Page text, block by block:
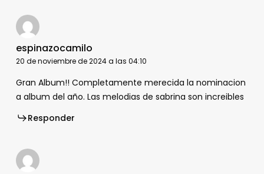
espinazocamilo
20 de noviembre de 2024 a las 04:10
Gran Album!! Completamente merecida la nominacion
a album del año. Las melodias de sabrina son increibles
Responder